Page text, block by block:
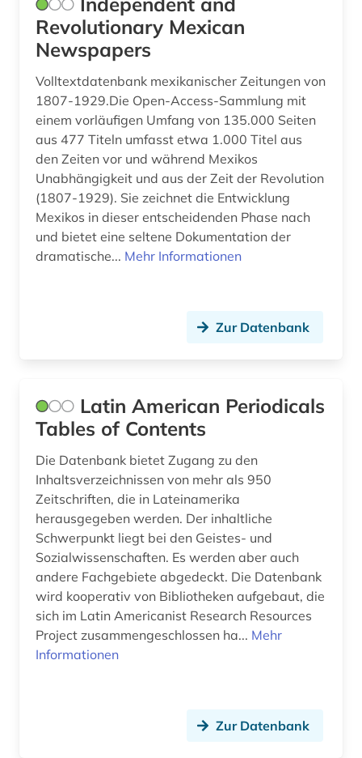
Revolutionary Mexican
Newspapers
Volltextdatenbank mexikanischer Zeitungen von
1807-1929.Die Open-Access-Sammlung mit
einem vorläufigen Umfang von 135.000 Seiten
aus 477 Titeln umfasst etwa 1.000 Titel aus
den Zeiten vor und während Mexikos
Unabhängigkeit und aus der Zeit der Revolution
(1807-1929). Sie zeichnet die Entwicklung
Mexikos in dieser entscheidenden Phase nach
und bietet eine seltene Dokumentation der
dramatische... Mehr Informationen
Zur Datenbank
Latin American Periodicals
Tables of Contents
Die Datenbank bietet Zugang zu den
Inhaltsverzeichnissen von mehr als 950
Zeitschriften, die in Lateinamerika
herausgegeben werden. Der inhaltliche
Schwerpunkt liegt bei den Geistes- und
Sozialwissenschaften. Es werden aber auch
andere Fachgebiete abgedeckt. Die Datenbank
wird kooperativ von Bibliotheken aufgebaut, die
sich im Latin Americanist Research Resources
Project zusammengeschlossen ha... Mehr
Informationen
Zur Datenbank